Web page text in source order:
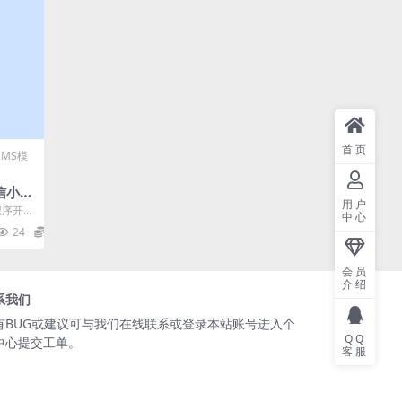
模
小程
下
开发
模板
24
我们
BUG或建议可与我们在线联系或登录本站账号进入个
心提交工单。
首页
用户
中心
会员
介绍
QQ
客服